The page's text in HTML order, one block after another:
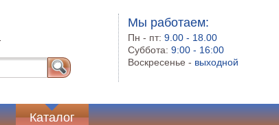
Мы работаем:
Пн - пт:9.00 - 18.00
Суббота:9:00 - 16:00
Воскресенье - выходной
Каталог